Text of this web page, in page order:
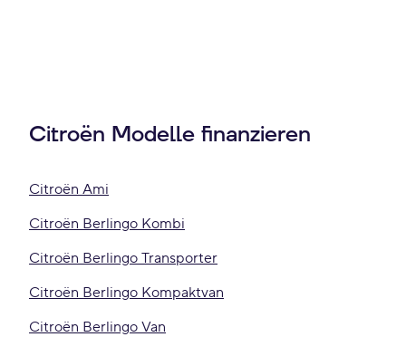
Citroën Modelle finanzieren
Citroën Ami
Citroën Berlingo Kombi
Citroën Berlingo Transporter
Citroën Berlingo Kompaktvan
Citroën Berlingo Van